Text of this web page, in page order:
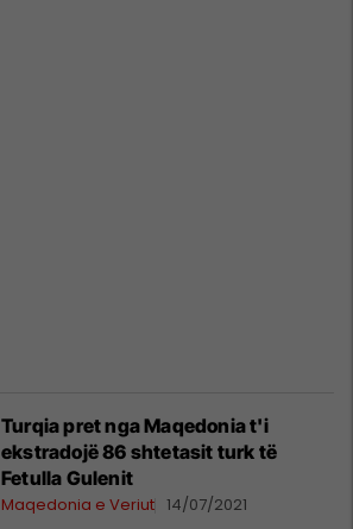
Turqia pret nga Maqedonia t'i
ekstradojë 86 shtetasit turk të
Fetulla Gulenit
Maqedonia e Veriut 14/07/2021